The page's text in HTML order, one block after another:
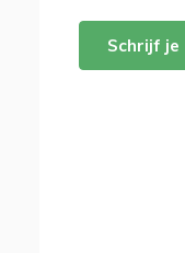
Schrijf